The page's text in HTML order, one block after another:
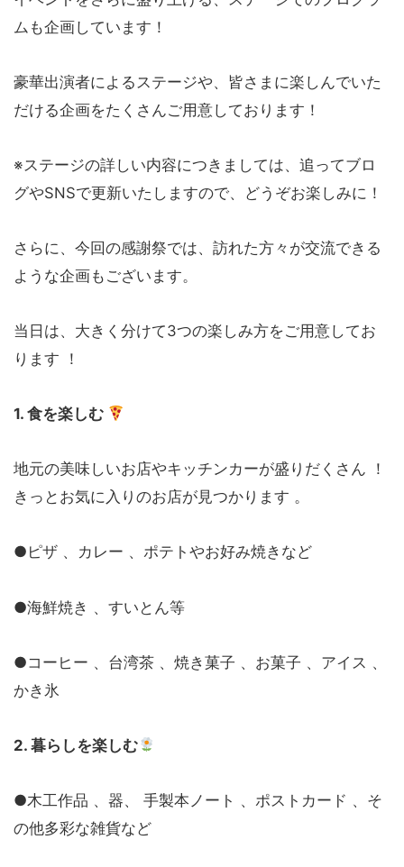
ムも企画しています！
豪華出演者によるステージや、皆さまに楽しんでいた
だける企画をたくさんご用意しております！
※ステージの詳しい内容につきましては、追ってブロ
グやSNSで更新いたしますので、どうぞお楽しみに！
さらに、今回の感謝祭では、訪れた方々が交流できる
ような企画もございます。
当日は、大きく分けて3つの楽しみ方をご用意してお
ります ！
1. 食を楽しむ
地元の美味しいお店やキッチンカーが盛りだくさん ！
きっとお気に入りのお店が見つかります 。
●ピザ 、カレー 、ポテトやお好み焼きなど
●海鮮焼き 、すいとん等
●コーヒー 、台湾茶 、焼き菓子 、お菓子 、アイス 、
かき氷
2. 暮らしを楽しむ
●木工作品 、器、 手製本ノート 、ポストカード 、そ
の他多彩な雑貨など